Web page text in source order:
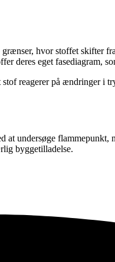
hvor stoffet skifter
deres eget fasediagram,
reagerer på ændringer i
at undersøge flammepunkt,
byggetilladelse.